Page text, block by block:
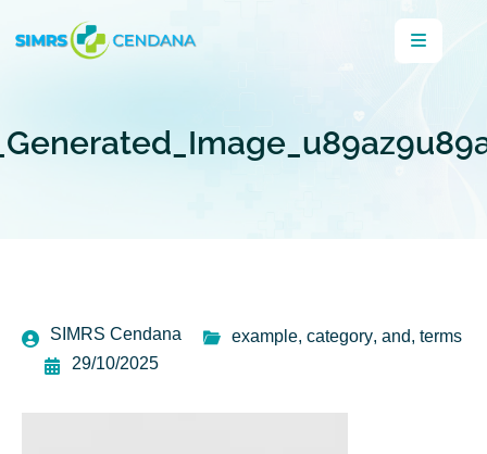
SIMRS Cendana example, category, and, terms
29/10/2025